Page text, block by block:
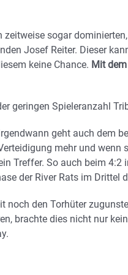
sogar
Josef Reiter. Dieser
keine Chance. Mit
geringen Spieleranzahl
geht auch dem
mehr und wenn
Treffer. So auch beim 4:2
der River Rats im Drittel
den Torhüter
brachte dies nicht nur